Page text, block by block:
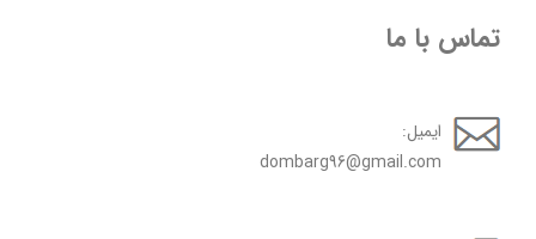
تماس با ما
ایمیل:
dombarg96@gmail.com